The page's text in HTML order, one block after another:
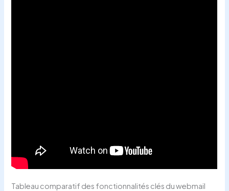
Tableau comparatif des fonctionnalités clés du webmail